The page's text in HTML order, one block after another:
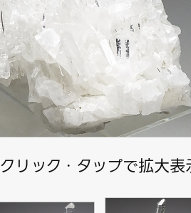
クリック・タップで拡大表